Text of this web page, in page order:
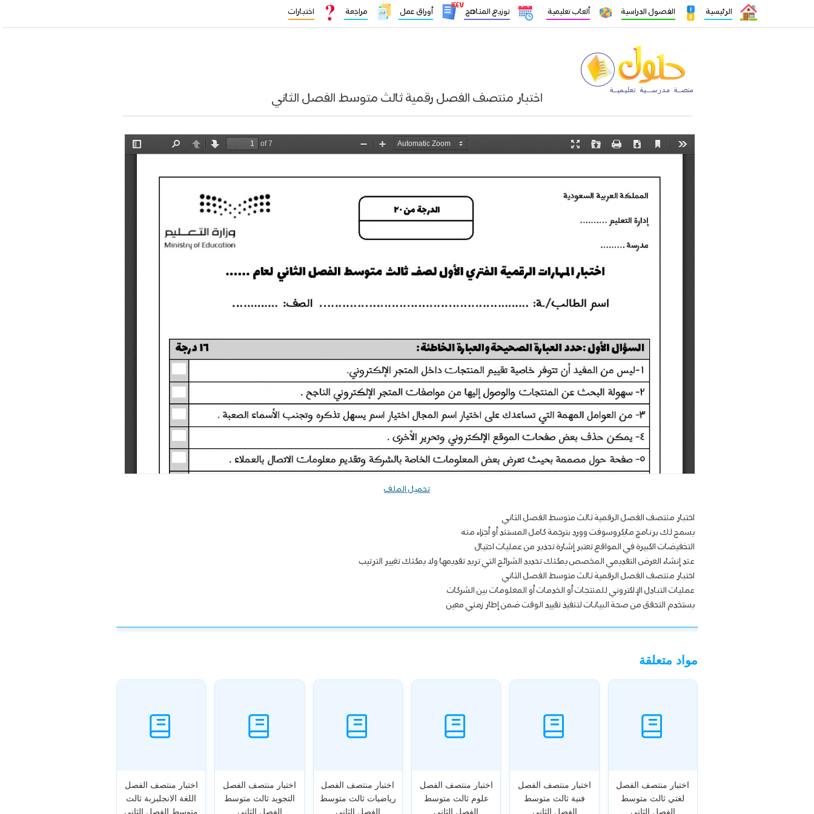
الرئيسية الفصول الدراسية ألعاب تعليمية توزيع المناهج
١٤٤٧
أوراق عمل مراجعة اختبارات
اختبار منتصف الفصل رقمية ثالث متوسط الفصل الثاني
تحميل الملف
اختبار منتصف الفصل الرقمية ثالث متوسط الفصل الثاني
يسمح لك برنامج مايكروسوفت وورد بترجمة كامل المستند أو أجزاء منه
التخفيضات الكبيرة في المواقع تعتبر إشارة تحذير من عمليات احتيال
عند إنشاء العرض التقديمي المخصص يمكنك تحديد الشرائح التي تريد تقديمها ولا يمكنك تغيير الترتيب
اختبار منتصف الفصل الرقمية ثالث متوسط الفصل الثاني
عمليات التبادل الإلكتروني للمنتجات أو الخدمات أو المعلومات بين الشركات
يستخدم التحقق من صحة البيانات لتنفيذ تقييد الوقت ضمن إطار زمني معين
مواد متعلقة
اختبار منتصف الفصل
لغتي ثالث متوسط
الفصل الثاني
اختبار منتصف الفصل
فنية ثالث متوسط
الفصل الثاني
اختبار منتصف الفصل
علوم ثالث متوسط
الفصل الثاني
اختبار منتصف الفصل
رياضيات ثالث متوسط
الفصل الثاني
اختبار منتصف الفصل
التجويد ثالث متوسط
الفصل الثاني
اختبار منتصف الفصل
اللغة الانجلبزبة ثالث
متوسط الفصل الثاني